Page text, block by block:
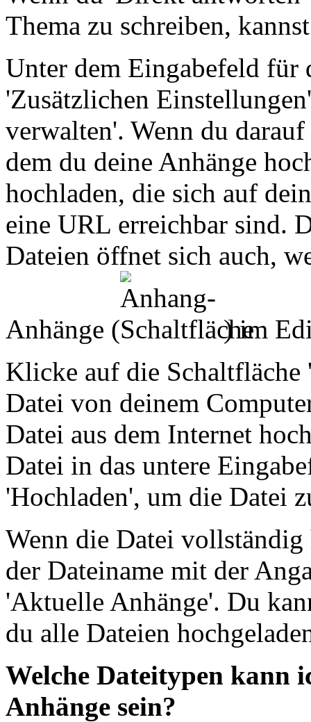
Thema zu schreiben,
Unter dem Eingabefeld für
'Zusätzlichen
verwalten'. Wenn du
dem du deine Anhänge
hochladen, die sich auf
eine URL erreichbar sind.
Dateien öffnet sich auch,
Anhänge (
) im
Klicke auf die Schaltfläche
Datei von deinem
Datei aus dem Internet
Datei in das untere
'Hochladen', um die Datei
Wenn die Datei vollständig
der Dateiname mit der
'Aktuelle Anhänge'. Du
du alle Dateien
Welche Dateitypen kann
Anhänge sein?